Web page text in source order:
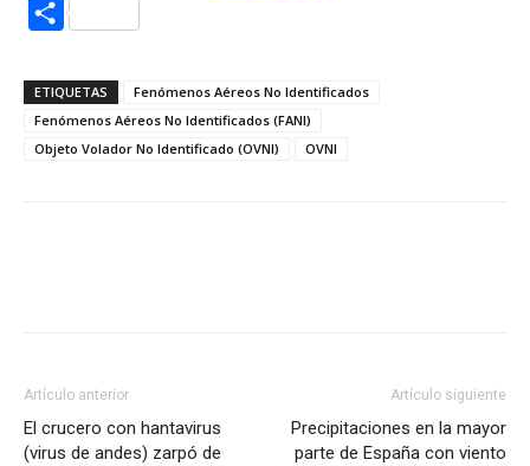
Compartir
ETIQUETAS
Fenómenos Aéreos No Identificados
Fenómenos Aéreos No Identificados (FANI)
Objeto Volador No Identificado (OVNI)
OVNI
Artículo anterior
El crucero con hantavirus
(virus de andes) zarpó de
Artículo siguiente
Precipitaciones en la mayor
parte de España con viento